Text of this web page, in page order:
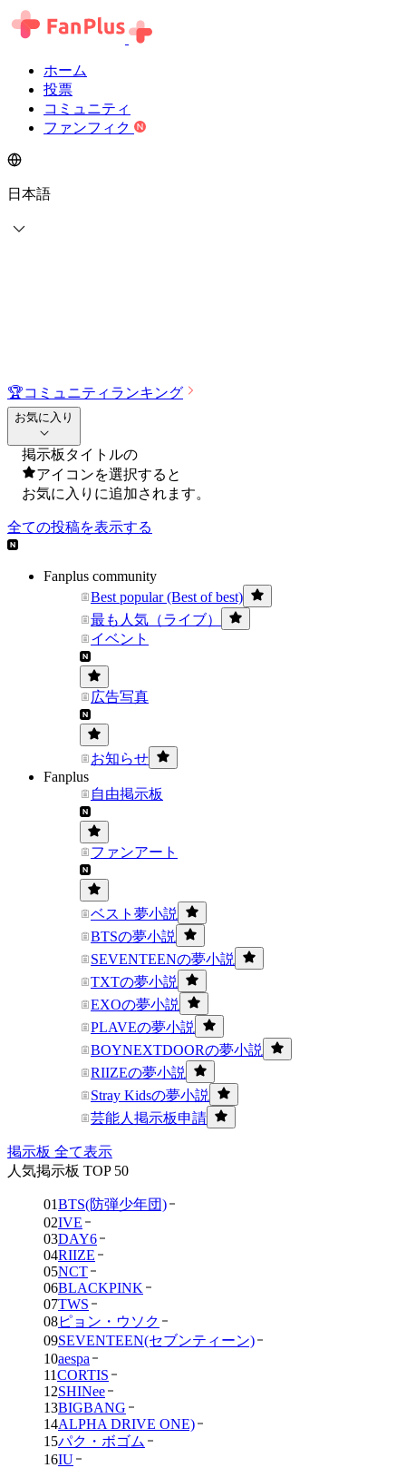
ホーム
投票
コミュニティ
ファンフィク
日本語
🏆コミュニティランキング
お気に入り
掲示板タイトルの
アイコンを選択すると
お気に入りに追加されます。
全ての投稿を表示する
Fanplus community
Best popular (Best of best)
最も人気（ライブ）
イベント
広告写真
お知らせ
Fanplus
自由掲示板
ファンアート
ベスト夢小説
BTSの夢小説
SEVENTEENの夢小説
TXTの夢小説
EXOの夢小説
PLAVEの夢小説
BOYNEXTDOORの夢小説
RIIZEの夢小説
Stray Kidsの夢小説
芸能人掲示板申請
掲示板 全て表示
人気掲示板 TOP 50
01BTS(防弾少年団)
02IVE
03DAY6
04RIIZE
05NCT
06BLACKPINK
07TWS
08ピョン・ウソク
09SEVENTEEN(セブンティーン)
10aespa
11CORTIS
12SHINee
13BIGBANG
14ALPHA DRIVE ONE)
15パク・ボゴム
16IU